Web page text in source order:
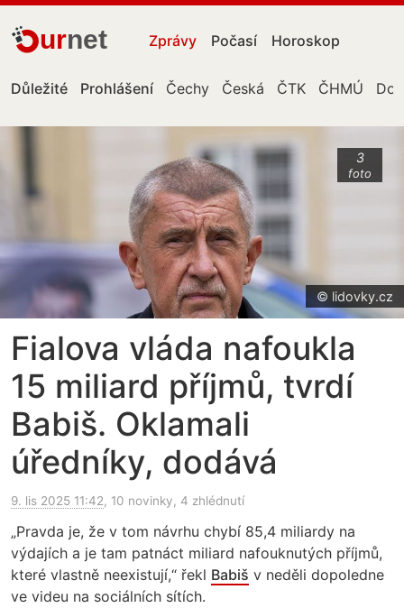
urnet Zprávy Počasí Horoskop
Důležité Prohlášení Čechy Česká ČTK ČHMÚ
3
foto
© lidovky.cz
Fialova vláda nafoukla
15 miliard příjmů, tvrdí
Babiš. Oklamali
úředníky, dodává
9. lis 2025 11:42, 10 novinky, 4 zhlédnutí
„Pravda je, že v tom návrhu chybí 85,4 miliardy na
výdajích a je tam patnáct miliard nafouknutých příjmů,
které vlastně neexistují,“ řekl Babiš v neděli dopoledne
ve videu na sociálních sítích.